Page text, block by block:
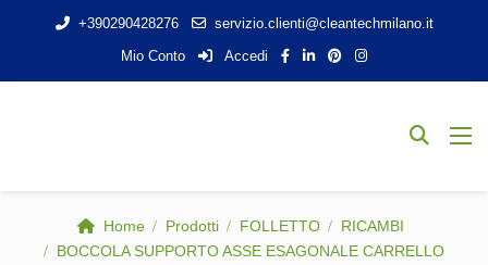
+390290428276
servizio.clienti@cleantechmilano.it
Mio Conto
Accedi
Home Prodotti FOLLETTO
RICAMBI
BOCCOLA SUPPORTO ASSE ESAGONALE CARRELLO